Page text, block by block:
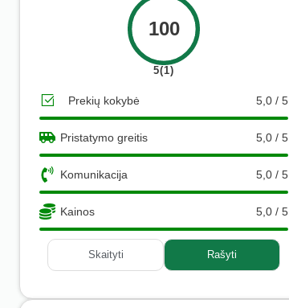
100
5(1)
Prekių kokybė 5,0 / 5
Pristatymo greitis 5,0 / 5
Komunikacija 5,0 / 5
Kainos 5,0 / 5
Skaityti Rašyti